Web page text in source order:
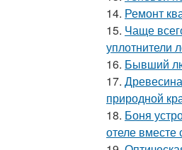
14. Ремонт
15. Чаще
уплотнители
16. Бывший
17.
природной
18. Боня
отеле вместе